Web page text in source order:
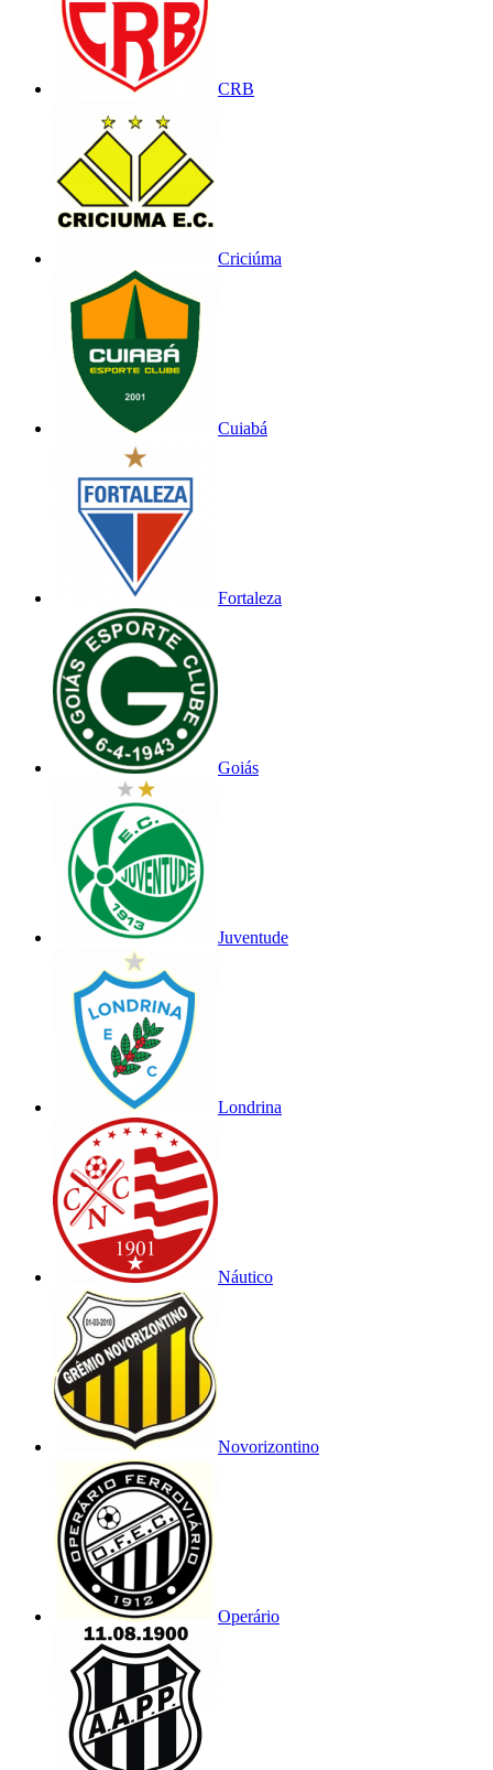
CRB
Criciúma
Cuiabá
Fortaleza
Goiás
Juventude
Londrina
Náutico
Novorizontino
Operário